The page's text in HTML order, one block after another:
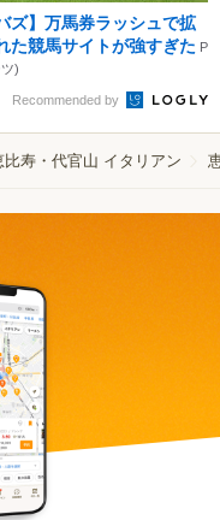
ズ】万馬券ラッシュで拡
た競馬サイトが強すぎた P
)
Recommended by
比寿・代官山 イタリアン